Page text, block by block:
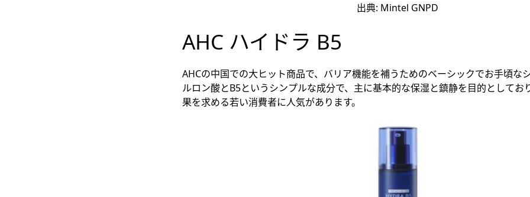
出典: Mintel GNPD
AHC ハイドラ B5
AHCの中国での大ヒット商品で、バリア機能を補うためのベーシックでお手頃な
ルロン酸とB5というシンプルな成分で、主に基本的な保湿と鎮静を目的としてお
果を求める若い消費者に人気があります。